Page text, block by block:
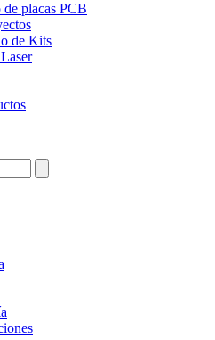
placas PCB
de Kits